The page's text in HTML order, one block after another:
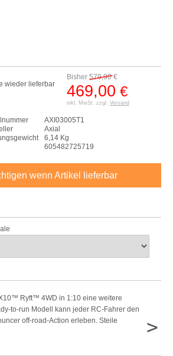
Bisher 579,90€
469,00 €
inkl. MwSt. zzgl. Versand
wieder lieferbar
AXI03005T1
Axial
6,14 Kg
605482725719
wenn Artikel lieferbar
Ryft™ 4WD in 1:10 eine weitere
to-run Modell kann jeder RC-Fahrer den
off-road-Action erleben. Steile
>